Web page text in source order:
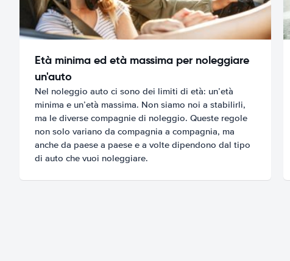
Età minima ed età massima per noleggiare
un'auto
Nel noleggio auto ci sono dei limiti di età: un’età
minima e un’età massima. Non siamo noi a stabilirli,
ma le diverse compagnie di noleggio. Queste regole
non solo variano da compagnia a compagnia, ma
anche da paese a paese e a volte dipendono dal tipo
di auto che vuoi noleggiare.